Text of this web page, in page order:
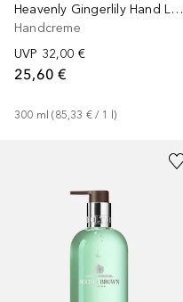
Heavenly Gingerlily Hand Lotion
Handcreme
UVP 32,00 €
25,60 €
300 ml (85,33 € / 1 l)